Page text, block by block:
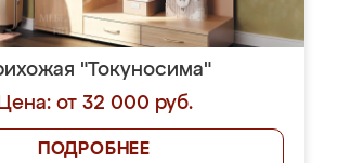
"Токуносима"
Цена: от 32 000 руб.
ПОДРОБНЕЕ